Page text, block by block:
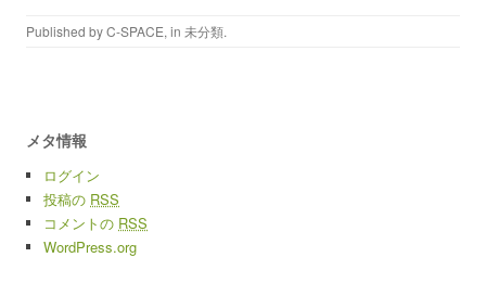
Published byC-SPACE, in 未分類.
メタ情報
ログイン
投稿の RSS
コメントの RSS
WordPress.org